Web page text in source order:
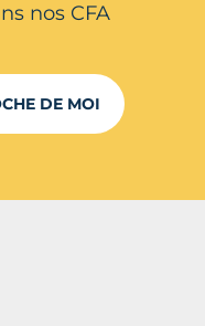
nos CFA
DE MOI